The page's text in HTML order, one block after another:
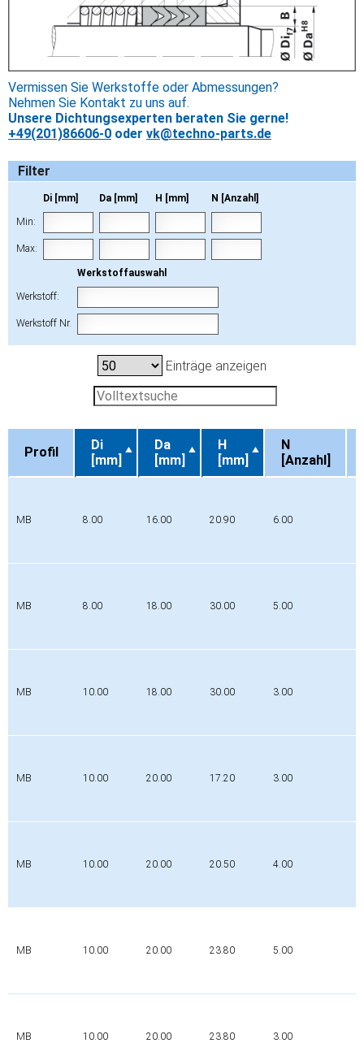
Vermissen Sie Werkstoffe oder Abmessungen?
Nehmen Sie Kontakt zu uns auf.
Unsere Dichtungsexperten beraten Sie gerne!
+49(201)86606-0 oder vk@techno-parts.de
Filter
Di [mm] Da [mm] H [mm] N [Anzahl]
Min:
Max:
Werkstoffauswahl
Werkstoff:
Werkstoff Nr.
Einträge anzeigen
Profil
Di
[mm]
Da
[mm]
H
[mm]
N
[Anzahl]
MB 8.00 16.00 20.90 6.00
MB 8.00 18.00 30.00 5.00
MB 10.00 18.00 30.00 3.00
MB 10.00 20.00 17.20 3.00
MB 10.00 20.00 20.50 4.00
MB 10.00 20.00 23.80 5.00
MB 10.00 20.00 23.80 3.00